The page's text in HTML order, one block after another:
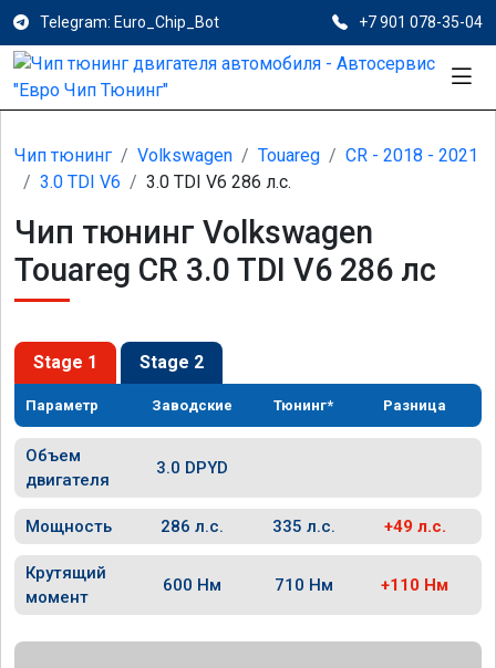
Telegram: Euro_Chip_Bot +7 901 078-35-04
Чип тюнинг Volkswagen Touareg
CR - 2018 - 2021
3.0 TDI V6
3.0 TDI V6 286 л.с.
Чип тюнинг Volkswagen
Touareg CR 3.0 TDI V6 286 лс
Stage 1 Stage 2
Параметр Заводские Тюнинг* Разница
Объем
двигателя
3.0 DPYD
Мощность 286 л.с. 335 л.с. +49 л.с.
Крутящий
момент
600 Нм 710 Нм +110 Нм